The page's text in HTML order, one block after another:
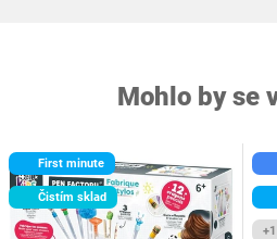
Mohlo by se
First minute
Čistím sklad
+1